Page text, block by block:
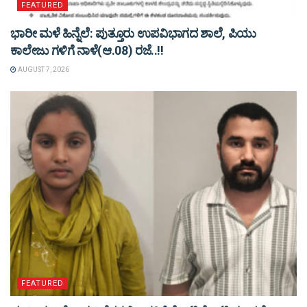
FEATURED
ಭಾರೀ ಮಳೆ ಹಿನ್ನೆಲೆ: ಪುತ್ತೂರು ಉಪವಿಭಾಗದ ಶಾಲೆ, ಪಿಯು
ಕಾಲೇಜು ಗಳಿಗೆ ನಾಳೆ(ಆ.08) ರಜೆ..!!
AUGUST 7, 2026
FEATURED